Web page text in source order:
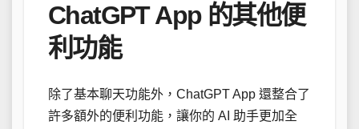
ChatGPT App 的其他便
利功能
除了基本聊天功能外，ChatGPT App 還整合了
許多額外的便利功能，讓你的 AI 助手更加全